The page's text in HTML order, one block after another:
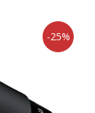
-25%